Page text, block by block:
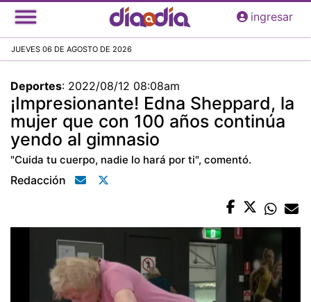
Pasar
al
principal
ingresar
JUEVES 06 DE AGOSTO DE 2026
Deportes: 2022/08/12 08:08am
¡Impresionante! Edna Sheppard, la
mujer que con 100 años continúa
yendo al gimnasio
"Cuida tu cuerpo, nadie lo hará por ti", comentó.
Redacción